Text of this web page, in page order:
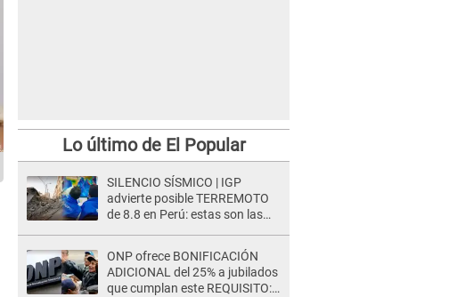
Lo último de El Popular
SILENCIO SÍSMICO | IGP
advierte posible TERREMOTO
de 8.8 en Perú: estas son las
ONP ofrece BONIFICACIÓN
ADICIONAL del 25% a jubilados
que cumplan este REQUISITO: